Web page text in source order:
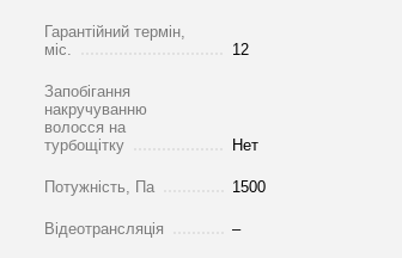
Гарантійний термін,
міс.
12
Запобігання
накручуванню
волосся на
турбощітку
Нет
Потужність, Па 1500
Відеотрансляція –